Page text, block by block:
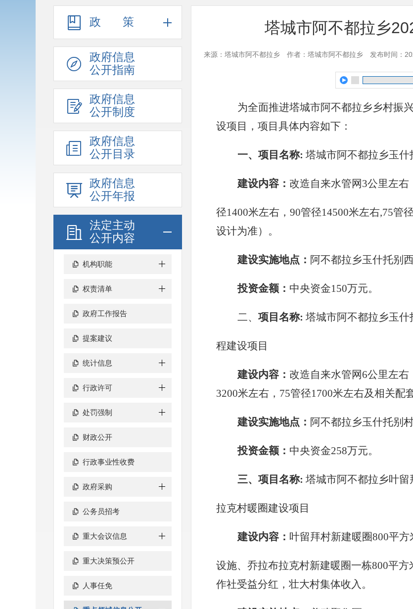
政策
政府信息
公开指南
政府信息
公开制度
政府信息
公开目录
政府信息
公开年报
法定主动
公开内容
机构职能
权责清单
政府工作报告
提案建议
统计信息
行政许可
处罚强制
财政公开
行政事业性收费
政府采购
公务员招考
重大会议信息
重大决策预公开
人事任免
塔城市阿不都拉乡
来源：塔城市阿不都拉乡 作者：塔城市阿不都拉乡 发布时间：
为全面推进塔城市阿不都拉乡乡村振兴
设项目，项目具体内容如下：
一、项目名称: 塔城市阿不都拉乡玉
建设内容： 改造自来水管网3公里左右
径1400米左右，90管径14500米左右,75管
设计为准）。
建设实施地点： 阿不都拉乡玉什托别
投资金额： 中央资金150万元。
二、 项目名称: 塔城市阿不都拉乡玉什
程建设项目
建设内容： 改造自来水管网6公里左右
3200米左右，75管径1700米左右及相关配
建设实施地点： 阿不都拉乡玉什托别
投资金额： 中央资金258万元。
三、项目名称: 塔城市阿不都拉乡叶留
拉克村暖圈建设项目
建设内容： 叶留拜村新建暖圈800平方
设施、乔拉布拉克村新建暖圈一栋800平方
作社受益分红，壮大村集体收入。